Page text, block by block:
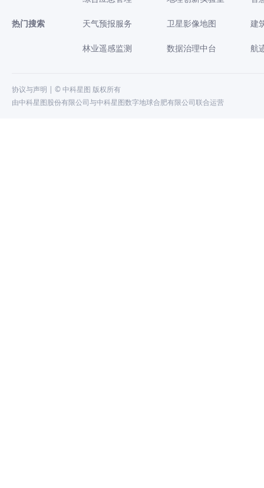
热门搜索 天气预报服务 卫星影像地图 建
林业遥感监测 数据治理中台 航
协议与声明 | © 中科星图 版权所有
由中科星图股份有限公司与中科星图数字地球合肥有限公司联合运营